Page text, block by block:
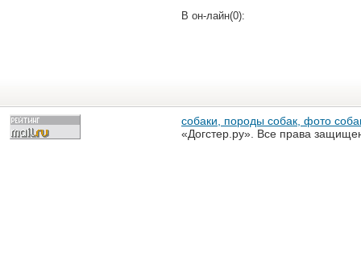
В он-лайн(0):
собаки, породы собак, фото
«Догстер.ру». Все права